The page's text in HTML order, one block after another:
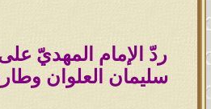
ردّ الإمام المهديّ
سليمان العلوان